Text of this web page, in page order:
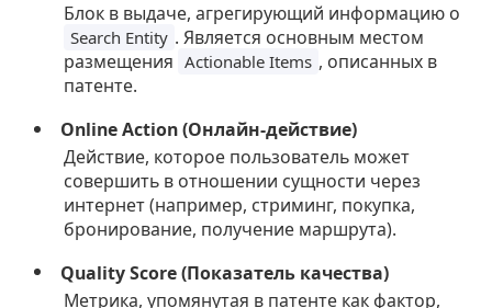
Блок в выдаче, агрегирующий информацию о
Search Entity . Является основным местом
размещения Actionable Items , описанных в
патенте.
Online Action (Онлайн-действие)
Действие, которое пользователь может
совершить в отношении сущности через
интернет (например, стриминг, покупка,
бронирование, получение маршрута).
Quality Score (Показатель качества)
Метрика, упомянутая в патенте как фактор,